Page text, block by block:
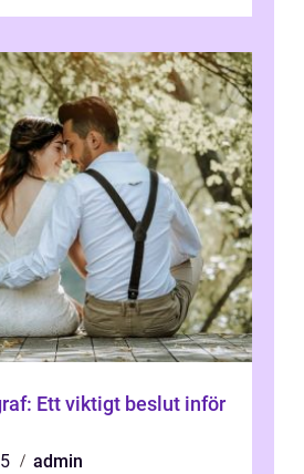
Ett viktigt beslut inför
admin